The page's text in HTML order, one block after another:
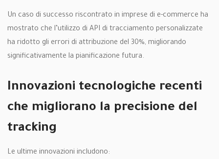
Un caso di successo riscontrato in imprese di e-commerce ha
mostrato che l’utilizzo di API di tracciamento personalizzate
ha ridotto gli errori di attribuzione del 30%, migliorando
significativamente la pianificazione futura.
Innovazioni tecnologiche recenti
che migliorano la precisione del
tracking
Le ultime innovazioni includono: